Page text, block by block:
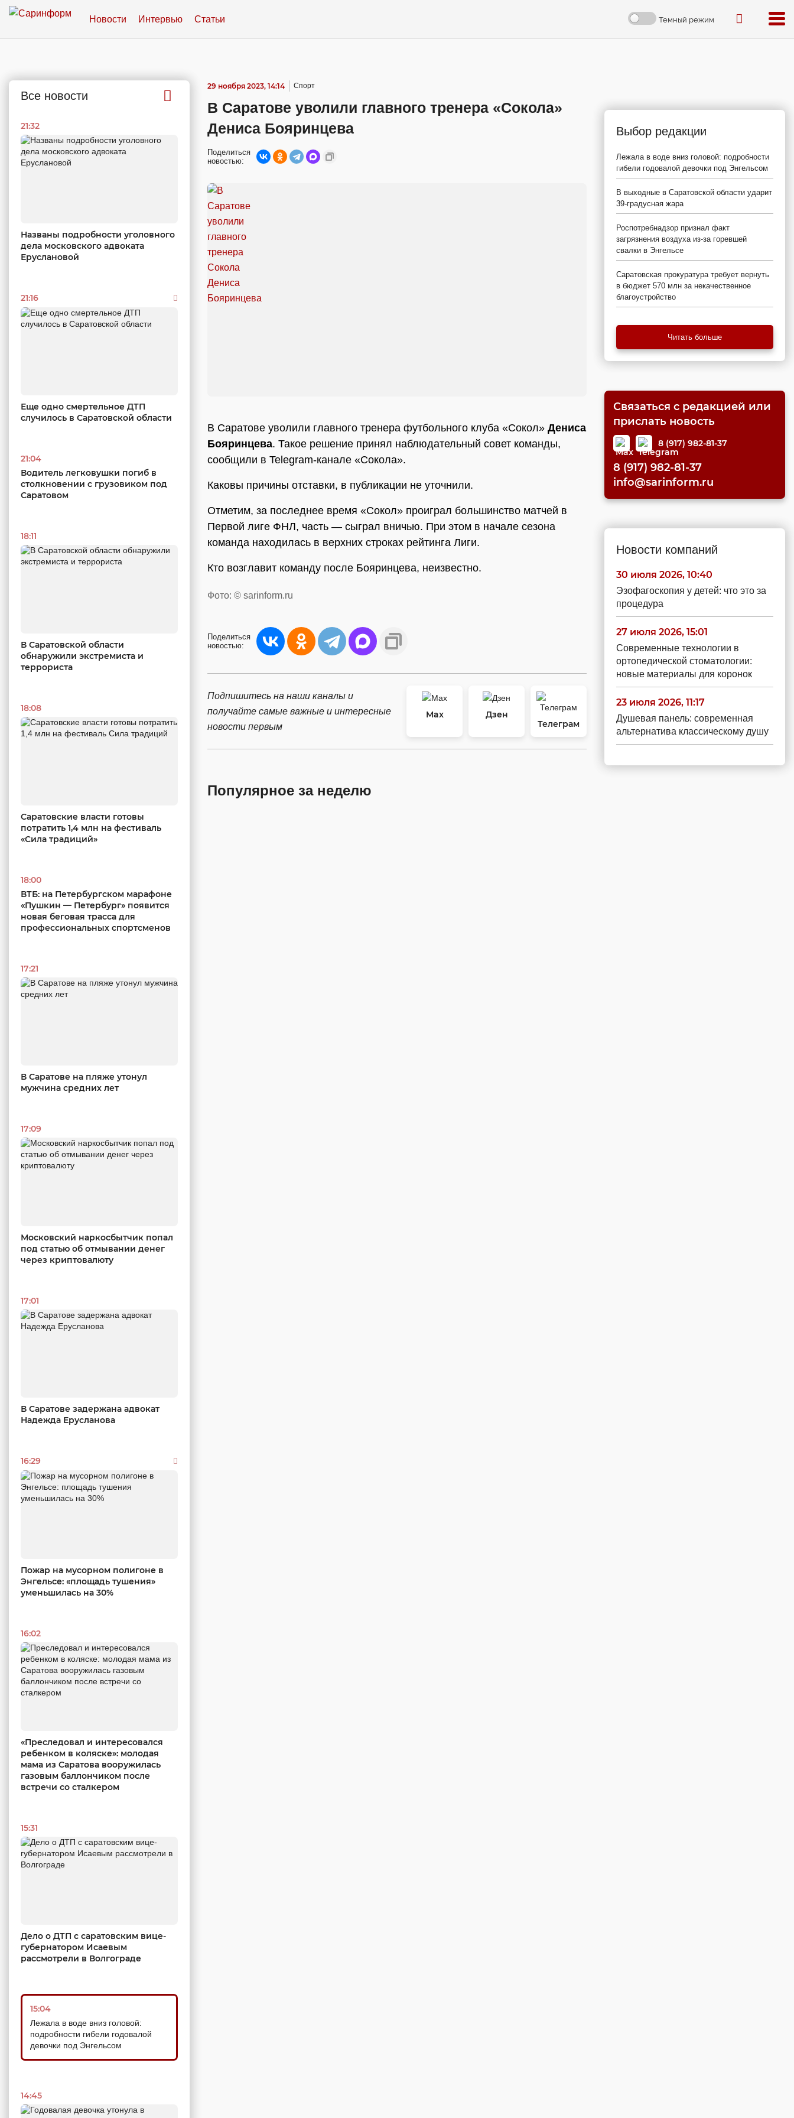
Новости Интервью Статьи Темный режим
Все новости
21:32
Названы подробности уголовного
дела московского адвоката
Еруслановой
21:16
Еще одно смертельное ДТП
случилось в Саратовской области
21:04
Водитель легковушки погиб в
столкновении с грузовиком под
Саратовом
18:11
В Саратовской области
обнаружили экстремиста и
террориста
18:08
Саратовские власти готовы
потратить 1,4 млн на фестиваль
«Сила традиций»
18:00
ВТБ: на Петербургском марафоне
«Пушкин — Петербург» появится
новая беговая трасса для
профессиональных спортсменов
17:21
В Саратове на пляже утонул
мужчина средних лет
17:09
Московский наркосбытчик попал
под статью об отмывании денег
через криптовалюту
17:01
В Саратове задержана адвокат
Надежда Ерусланова
16:29
Пожар на мусорном полигоне в
Энгельсе: «площадь тушения»
уменьшилась на 30%
16:02
«Преследовал и интересовался
ребенком в коляске»: молодая
мама из Саратова вооружилась
газовым баллончиком после
встречи со сталкером
15:31
Дело о ДТП с саратовским вице-
губернатором Исаевым
рассмотрели в Волгограде
15:04
Лежала в воде вниз головой:
подробности гибели годовалой
девочки под Энгельсом
14:45
29 ноября 2023, 14:14 Спорт
В Саратове уволили главного тренера «Сокола»
Дениса Бояринцева
Поделиться
новостью:
В Саратове уволили главного тренера футбольного клуба «Сокол» Дениса
Бояринцева. Такое решение принял наблюдательный совет команды,
сообщили в Telegram-канале «Сокола».
Каковы причины отставки, в публикации не уточнили.
Отметим, за последнее время «Сокол» проиграл большинство матчей в
Первой лиге ФНЛ, часть — сыграл вничью. При этом в начале сезона
команда находилась в верхних строках рейтинга Лиги.
Кто возглавит команду после Бояринцева, неизвестно.
Фото: © sarinform.ru
Поделиться
новостью:
Подпишитесь на наши каналы и
получайте самые важные и интересные
новости первым
Max
Дзен
Телеграм
Популярное за неделю
Выбор редакции
Лежала в воде вниз головой: подробности
гибели годовалой девочки под Энгельсом
В выходные в Саратовской области ударит
39-градусная жара
Роспотребнадзор признал факт
загрязнения воздуха из-за горевшей
свалки в Энгельсе
Саратовская прокуратура требует вернуть
в бюджет 570 млн за некачественное
благоустройство
Читать больше
Связаться с редакцией или
прислать новость
8 (917) 982-81-37
8 (917) 982-81-37
info@sarinform.ru
Новости компаний
30 июля 2026, 10:40
Эзофагоскопия у детей: что это за
процедура
27 июля 2026, 15:01
Современные технологии в
ортопедической стоматологии:
новые материалы для коронок
23 июля 2026, 11:17
Душевая панель: современная
альтернатива классическому душу